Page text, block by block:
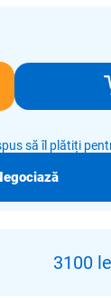
să îl plătiți
3100